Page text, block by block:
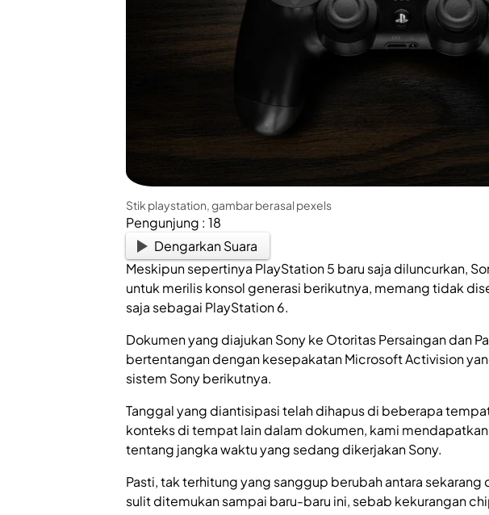
Stik playstation, gambar berasal pexels
Pengunjung : 18
Dengarkan Suara
Meskipun sepertinya PlayStation 5 baru saja diluncurkan,
untuk merilis konsol generasi berikutnya, memang tidak
saja sebagai PlayStation 6.
Dokumen yang diajukan Sony ke Otoritas Persaingan dan
bertentangan dengan kesepakatan Microsoft Activision
sistem Sony berikutnya.
Tanggal yang diantisipasi telah dihapus di beberapa
konteks di tempat lain dalam dokumen, kami
tentang jangka waktu yang sedang dikerjakan Sony.
Pasti, tak terhitung yang sanggup berubah antara sekarang
sulit ditemukan sampai baru-baru ini, sebab kekurangan